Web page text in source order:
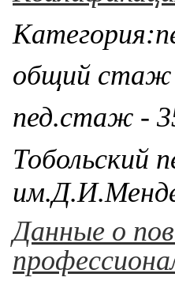
общий стаж
пед.стаж -
Тобольский
Данные о